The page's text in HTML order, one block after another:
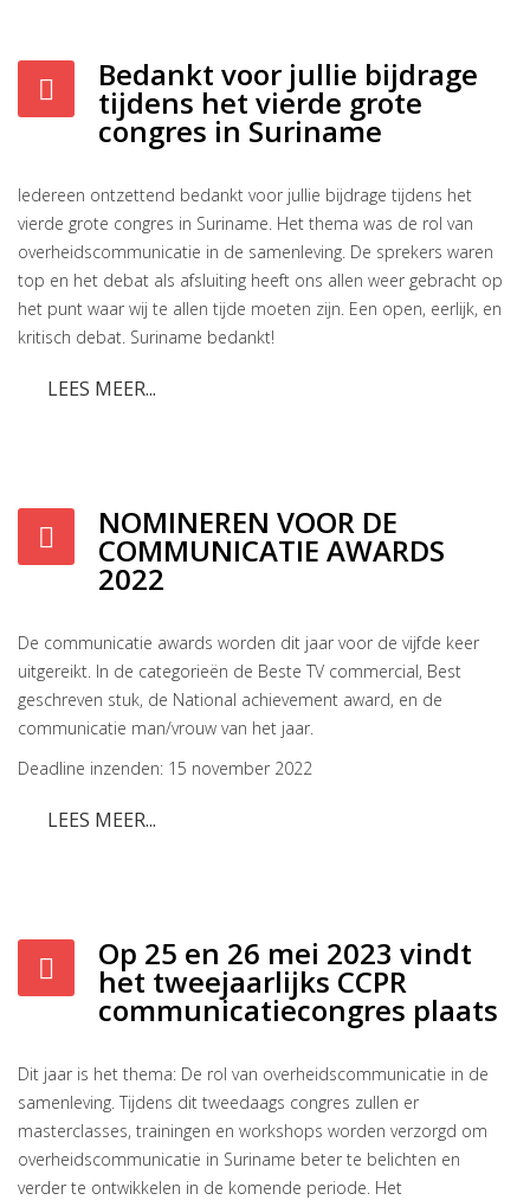
Bedankt voor jullie bijdrage
tijdens het vierde grote
congres in Suriname
Iedereen ontzettend bedankt voor jullie bijdrage tijdens het
vierde grote congres in Suriname. Het thema was de rol van
overheidscommunicatie in de samenleving. De sprekers waren
top en het debat als afsluiting heeft ons allen weer gebracht op
het punt waar wij te allen tijde moeten zijn. Een open, eerlijk, en
kritisch debat. Suriname bedankt!
LEES MEER...
NOMINEREN VOOR DE
COMMUNICATIE AWARDS
2022
De communicatie awards worden dit jaar voor de vijfde keer
uitgereikt. In de categorieën de Beste TV commercial, Best
geschreven stuk, de National achievement award, en de
communicatie man/vrouw van het jaar.
Deadline inzenden: 15 november 2022
LEES MEER...
Op 25 en 26 mei 2023 vindt
het tweejaarlijks CCPR
communicatiecongres plaats
Dit jaar is het thema: De rol van overheidscommunicatie in de
samenleving. Tijdens dit tweedaags congres zullen er
masterclasses, trainingen en workshops worden verzorgd om
overheidscommunicatie in Suriname beter te belichten en
verder te ontwikkelen in de komende periode. Het